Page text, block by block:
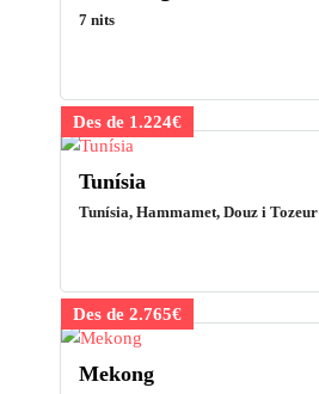
7 nits
Des de 1.224€
Tunísia
Tunísia, Hammamet, Douz i Tozeur
Des de 2.765€
Mekong